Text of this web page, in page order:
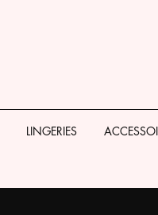
LINGERIES